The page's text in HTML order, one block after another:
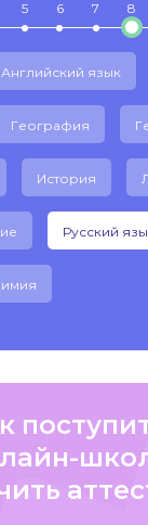
5 6 7 8
Английский язык
География
История
Русский